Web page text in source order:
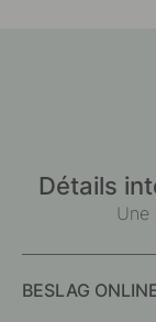
Détails
Une
BESLAG